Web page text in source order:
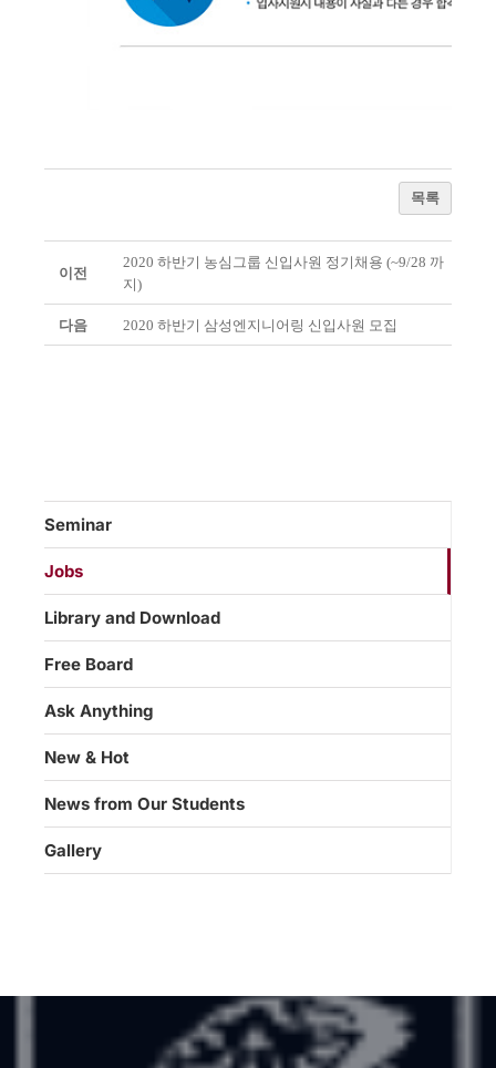
목록
이전
2020 하반기 농심그룹 신입사원 정기채용 (~9/28 까
지)
다음 2020 하반기 삼성엔지니어링 신입사원 모집
Seminar
Jobs
Library and Download
Free Board
Ask Anything
New & Hot
News from Our Students
Gallery